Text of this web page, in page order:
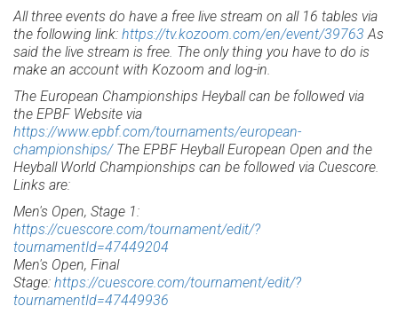
All three events do have a free live stream on all 16 tables via
the following link: https://tv.kozoom.com/en/event/39763 As
said the live stream is free. The only thing you have to do is
make an account with Kozoom and log-in.
The European Championships Heyball can be followed via
the EPBF Website via
https://www.epbf.com/tournaments/european-
championships/The EPBF Heyball European Open and the
Heyball World Championships can be followed via Cuescore.
Links are:
Men's Open, Stage 1:
https://cuescore.com/tournament/edit/?
tournamentId=47449204
Men's Open, Final
Stage: https://cuescore.com/tournament/edit/?
tournamentId=47449936